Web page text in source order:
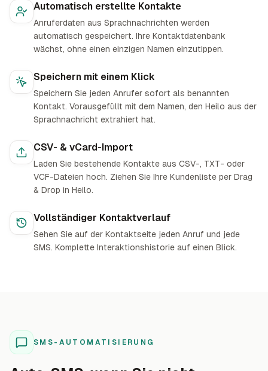
Automatisch erstellte Kontakte
Anruferdaten aus Sprachnachrichten werden
automatisch gespeichert. Ihre Kontaktdatenbank
wächst, ohne einen einzigen Namen einzutippen.
Speichern mit einem Klick
Speichern Sie jeden Anrufer sofort als benannten
Kontakt. Vorausgefüllt mit dem Namen, den Heilo aus der
Sprachnachricht extrahiert hat.
CSV- & vCard-Import
Laden Sie bestehende Kontakte aus CSV-, TXT- oder
VCF-Dateien hoch. Ziehen Sie Ihre Kundenliste per Drag
& Drop in Heilo.
Vollständiger Kontaktverlauf
Sehen Sie auf der Kontaktseite jeden Anruf und jede
SMS. Komplette Interaktionshistorie auf einen Blick.
SMS-AUTOMATISIERUNG